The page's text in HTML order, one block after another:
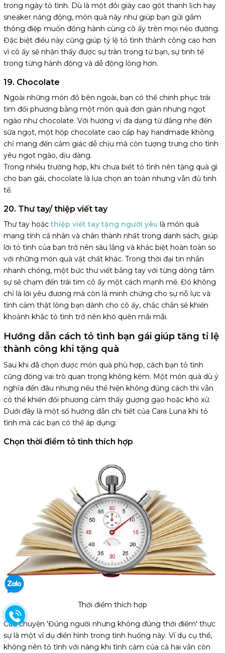
trong ngày tỏ tình. Dù là một đôi giày cao gót thanh lịch hay
sneaker năng động, món quà này như giúp bạn gửi gắm
thông điệp muốn đồng hành cùng cô ấy trên mọi nẻo đường.
Đặc biệt điều này cũng giúp tỷ lệ tỏ tình thành công cao hơn
vì cô ấy sẽ nhận thấy được sự trân trọng từ bạn, sự tinh tế
trong từng hành động và dễ động lòng hơn.
19. Chocolate
Ngoài những món đồ bên ngoài, bạn có thể chinh phục trái
tim đối phương bằng một món quà đơn giản nhưng ngọt
ngào như chocolate. Với hương vị đa dạng từ đắng nhẹ đến
sữa ngọt, một hộp chocolate cao cấp hay handmade không
chỉ mang đến cảm giác dễ chịu mà còn tượng trưng cho tình
yêu ngọt ngào, dịu dàng.
Trong nhiều trường hợp, khi chưa biết tỏ tình nên tặng quà gì
cho bạn gái, chocolate là lựa chọn an toàn nhưng vẫn đủ tinh
tế.
20. Thư tay/ thiệp viết tay
Thư tay hoặcthiệp viết tay tặng người yêu là món quà
mang tính cá nhân và chân thành nhất trong danh sách, giúp
lời tỏ tình của bạn trở nên sâu lắng và khác biệt hoàn toàn so
với những món quà vật chất khác. Trong thời đại tin nhắn
nhanh chóng, một bức thư viết bằng tay với từng dòng tâm
sự sẽ chạm đến trái tim cô ấy một cách mạnh mẽ. Đó không
chỉ là lời yêu đương mà còn là minh chứng cho sự nỗ lực và
tình cảm thật lòng bạn dành cho cô ấy, chắc chắn sẽ khiến
khoảnh khắc tỏ tình trở nên khó quên mãi mãi.
Hướng dẫn cách tỏ tình bạn gái giúp tăng tỉ lệ
thành công khi tặng quà
Sau khi đã chọn được món quà phù hợp, cách bạn tỏ tình
cũng đóng vai trò quan trọng không kém. Một món quà dù ý
nghĩa đến đâu nhưng nếu thể hiện không đúng cách thì vẫn
có thể khiến đối phương cảm thấy gượng gạo hoặc khó xử.
Dưới đây là một số hướng dẫn chi tiết của Cara Luna khi tỏ
tình mà các bạn có thể áp dụng:
Chọn thời điểm tỏ tình thích hợp
Thời điểm thích hợp
Câu chuyện 'Đúng người nhưng không đúng thời điểm' thực
sự là một ví dụ điển hình trong tình huống này. Ví dụ cụ thể,
không nên tỏ tình với nàng khi tình cảm của cả hai vẫn còn